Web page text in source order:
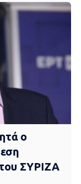
ο
ΣΥΡΙΖΑ